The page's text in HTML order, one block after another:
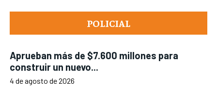
POLICIAL
Aprueban más de $7.600 millones para
construir un nuevo...
4 de agosto de 2026